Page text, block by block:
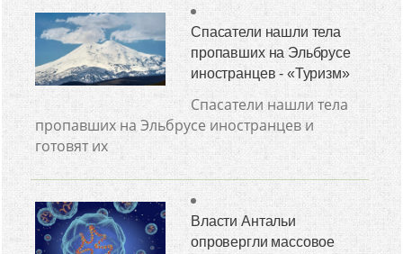
Спасатели нашли тела
пропавших на Эльбрусе
иностранцев - «Туризм»
Спасатели нашли тела
пропавших на Эльбрусе иностранцев и
готовят их
Власти Антальи
опровергли массовое